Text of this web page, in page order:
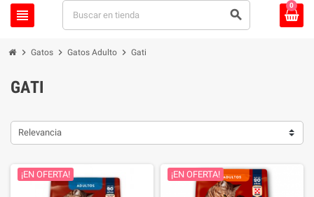
view_headline search
0
chevron_right Gatos chevron_right Gatos Adulto chevron_right Gati
GATI
Relevancia
¡EN OFERTA! ¡EN OFERTA!